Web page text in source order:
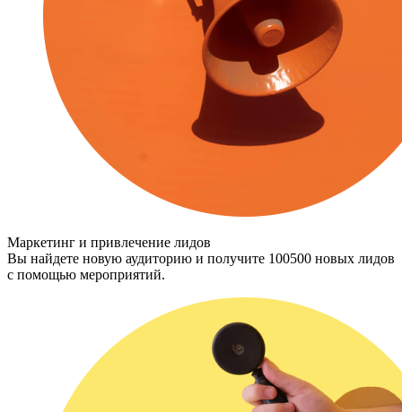
Маркетинг и привлечение лидов
Вы найдете новую аудиторию и получите 100500 новых лидов
с помощью мероприятий.